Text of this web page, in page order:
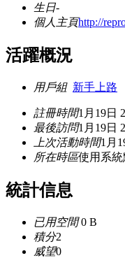
生日-
個人主頁http://
活躍概況
用戶組 新手上路
註冊時間1月19日
最後訪問1月19日
上次活動時間1月
所在時區使用系
統計信息
已用空間0 B
積分2
威望0